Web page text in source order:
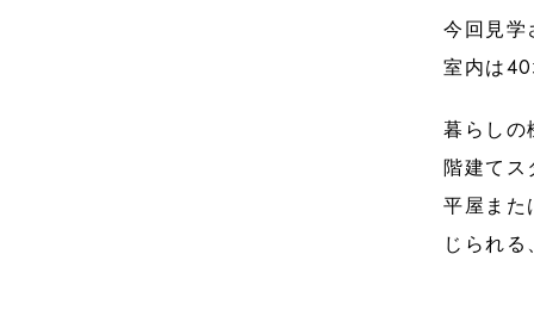
今回見
室内は
暮らしの
階建てス
平屋また
じられ